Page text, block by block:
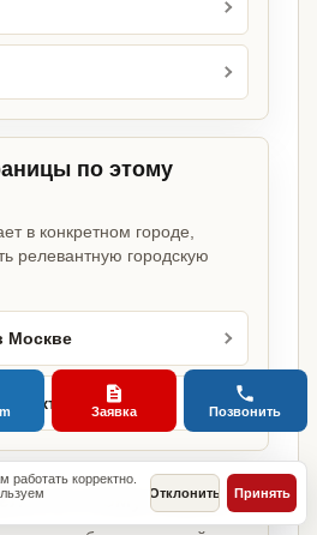
по этому
в конкретном городе,
релевантную городскую
Москве
Санкт-Петербурге
по этому запросу
корректно.
Отклонить Принять
Заявка Позвонить